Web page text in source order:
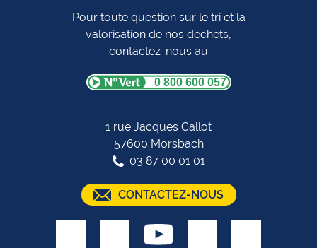
Pour toute question sur le tri et la
valorisation de nos déchets,
contactez-nous au
0 800 600 057
1 rue Jacques Callot
57600 Morsbach
03 87 00 01 01
CONTACTEZ-NOUS